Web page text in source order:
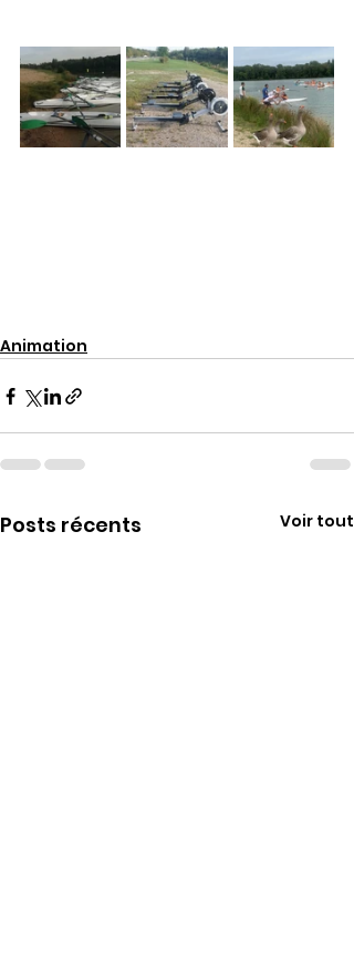
Animation
Posts récents Voir tout